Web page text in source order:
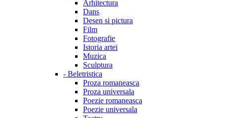
Arhitectura
Dans
Desen si pictura
Film
Fotografie
Istoria artei
Muzica
Sculptura
- Beletristica
Proza romaneasca
Proza universala
Poezie romaneasca
Poezie universala